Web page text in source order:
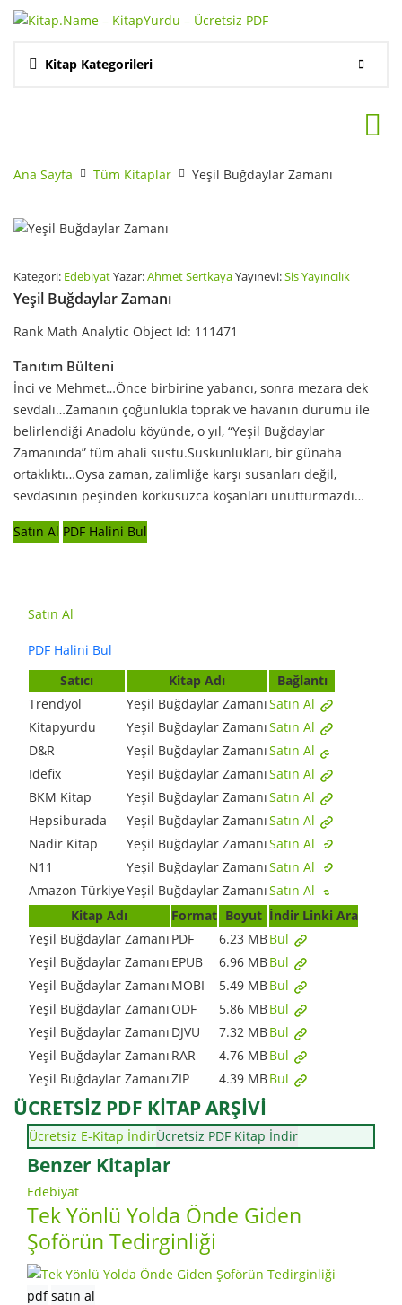
Kitap Kategorileri
Ana Sayfa Tüm Kitaplar Yeşil Buğdaylar Zamanı
Kategori: EdebiyatYazar:Ahmet SertkayaYayınevi:Sis Yayıncılık
Yeşil Buğdaylar Zamanı
Rank Math Analytic Object Id: 111471
Tanıtım Bülteni
İnci ve Mehmet…Önce birbirine yabancı, sonra mezara dek
sevdalı…Zamanın çoğunlukla toprak ve havanın durumu ile
belirlendiği Anadolu köyünde, o yıl, “Yeşil Buğdaylar
Zamanında” tüm ahali sustu.Suskunlukları, bir günaha
ortaklıktı…Oysa zaman, zalimliğe karşı susanları değil,
sevdasının peşinden korkusuzca koşanları unutturmazdı…
Satın Al PDF Halini Bul
Satın Al
PDF Halini Bul
Satıcı
Kitap Adı
Bağlantı
Trendyol
Yeşil Buğdaylar ZamanıSatın Al
Kitapyurdu
Yeşil Buğdaylar ZamanıSatın Al
D&R
Yeşil Buğdaylar ZamanıSatın Al
Idefix
Yeşil Buğdaylar ZamanıSatın Al
BKM Kitap
Yeşil Buğdaylar ZamanıSatın Al
Hepsiburada
Yeşil Buğdaylar ZamanıSatın Al
Nadir Kitap
Yeşil Buğdaylar ZamanıSatın Al
N11
Yeşil Buğdaylar ZamanıSatın Al
Amazon TürkiyeYeşil Buğdaylar ZamanıSatın Al
Kitap Adı
Format Boyut İndir Linki Ara
Yeşil Buğdaylar Zamanı PDF 6.23 MBBul
Yeşil Buğdaylar Zamanı EPUB 6.96 MBBul
Yeşil Buğdaylar Zamanı MOBI 5.49 MBBul
Yeşil Buğdaylar Zamanı ODF 5.86 MBBul
Yeşil Buğdaylar Zamanı DJVU 7.32 MBBul
Yeşil Buğdaylar Zamanı RAR 4.76 MBBul
Yeşil Buğdaylar ZamanıZIP 4.39 MBBul
ÜCRETSİZ PDF KİTAP ARŞİVİ
Ücretsiz E-Kitap İndirÜcretsiz PDF Kitap İndir
Benzer Kitaplar
Edebiyat
Tek Yönlü Yolda Önde Giden
Şoförün Tedirginliği
pdf satın al